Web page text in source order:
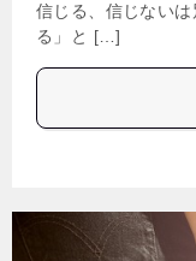
信じる、信じない
る」と […]